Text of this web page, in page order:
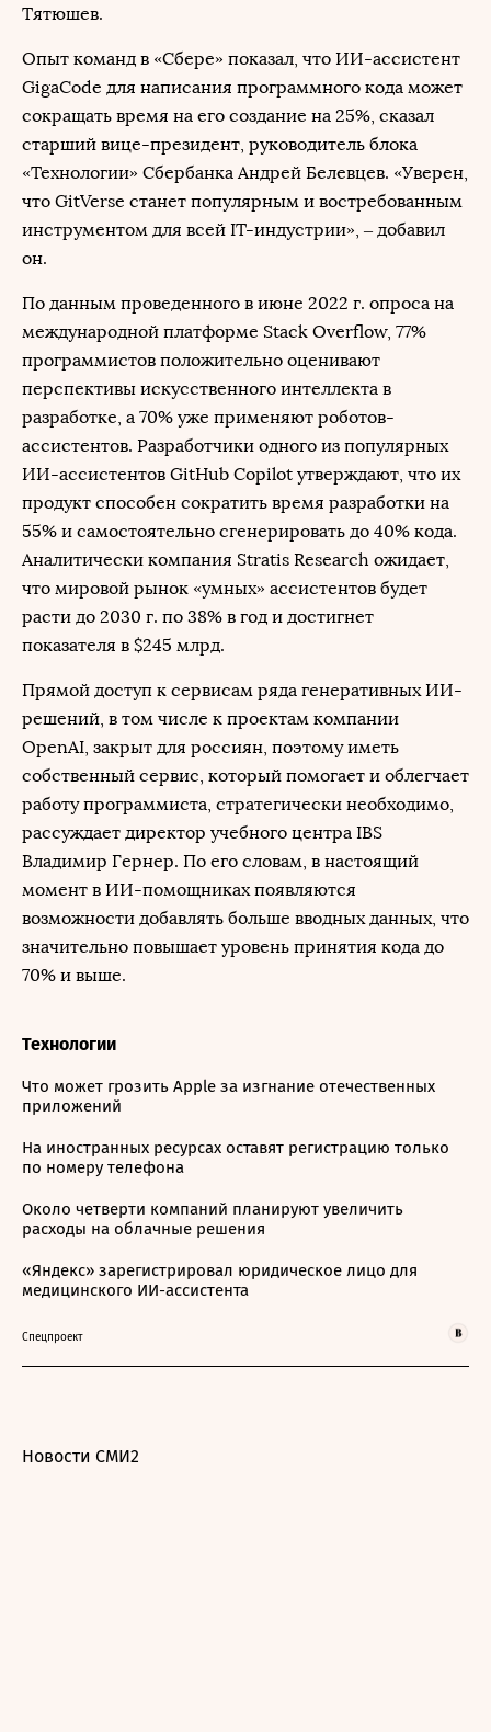
Тятюшев.
Опыт команд в «Сбере» показал, что ИИ-ассистент
GigaCode для написания программного кода может
сокращать время на его создание на 25%, сказал
старший вице-президент, руководитель блока
«Технологии» Сбербанка Андрей Белевцев. «Уверен,
что GitVerse станет популярным и востребованным
инструментом для всей IT-индустрии», ‒ добавил
он.
По данным проведенного в июне 2022 г. опроса на
международной платформе Stack Overflow, 77%
программистов положительно оценивают
перспективы искусственного интеллекта в
разработке, а 70% уже применяют роботов-
ассистентов. Разработчики одного из популярных
ИИ-ассистентов GitHub Copilot утверждают, что их
продукт способен сократить время разработки на
55% и самостоятельно сгенерировать до 40% кода.
Аналитически компания Stratis Research ожидает,
что мировой рынок «умных» ассистентов будет
расти до 2030 г. по 38% в год и достигнет
показателя в $245 млрд.
Прямой доступ к сервисам ряда генеративных ИИ-
решений, в том числе к проектам компании
OpenAI, закрыт для россиян, поэтому иметь
собственный сервис, который помогает и облегчает
работу программиста, стратегически необходимо,
рассуждает директор учебного центра IBS
Владимир Гернер. По его словам, в настоящий
момент в ИИ-помощниках появляются
возможности добавлять больше вводных данных, что
значительно повышает уровень принятия кода до
70% и выше.
Технологии
Что может грозить Apple за изгнание отечественных
приложений
На иностранных ресурсах оставят регистрацию только
по номеру телефона
Около четверти компаний планируют увеличить
расходы на облачные решения
«Яндекс» зарегистрировал юридическое лицо для
медицинского ИИ-ассистента
Спецпроект
Новости СМИ2